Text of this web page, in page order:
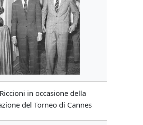
in occasione della
del Torneo di Cannes